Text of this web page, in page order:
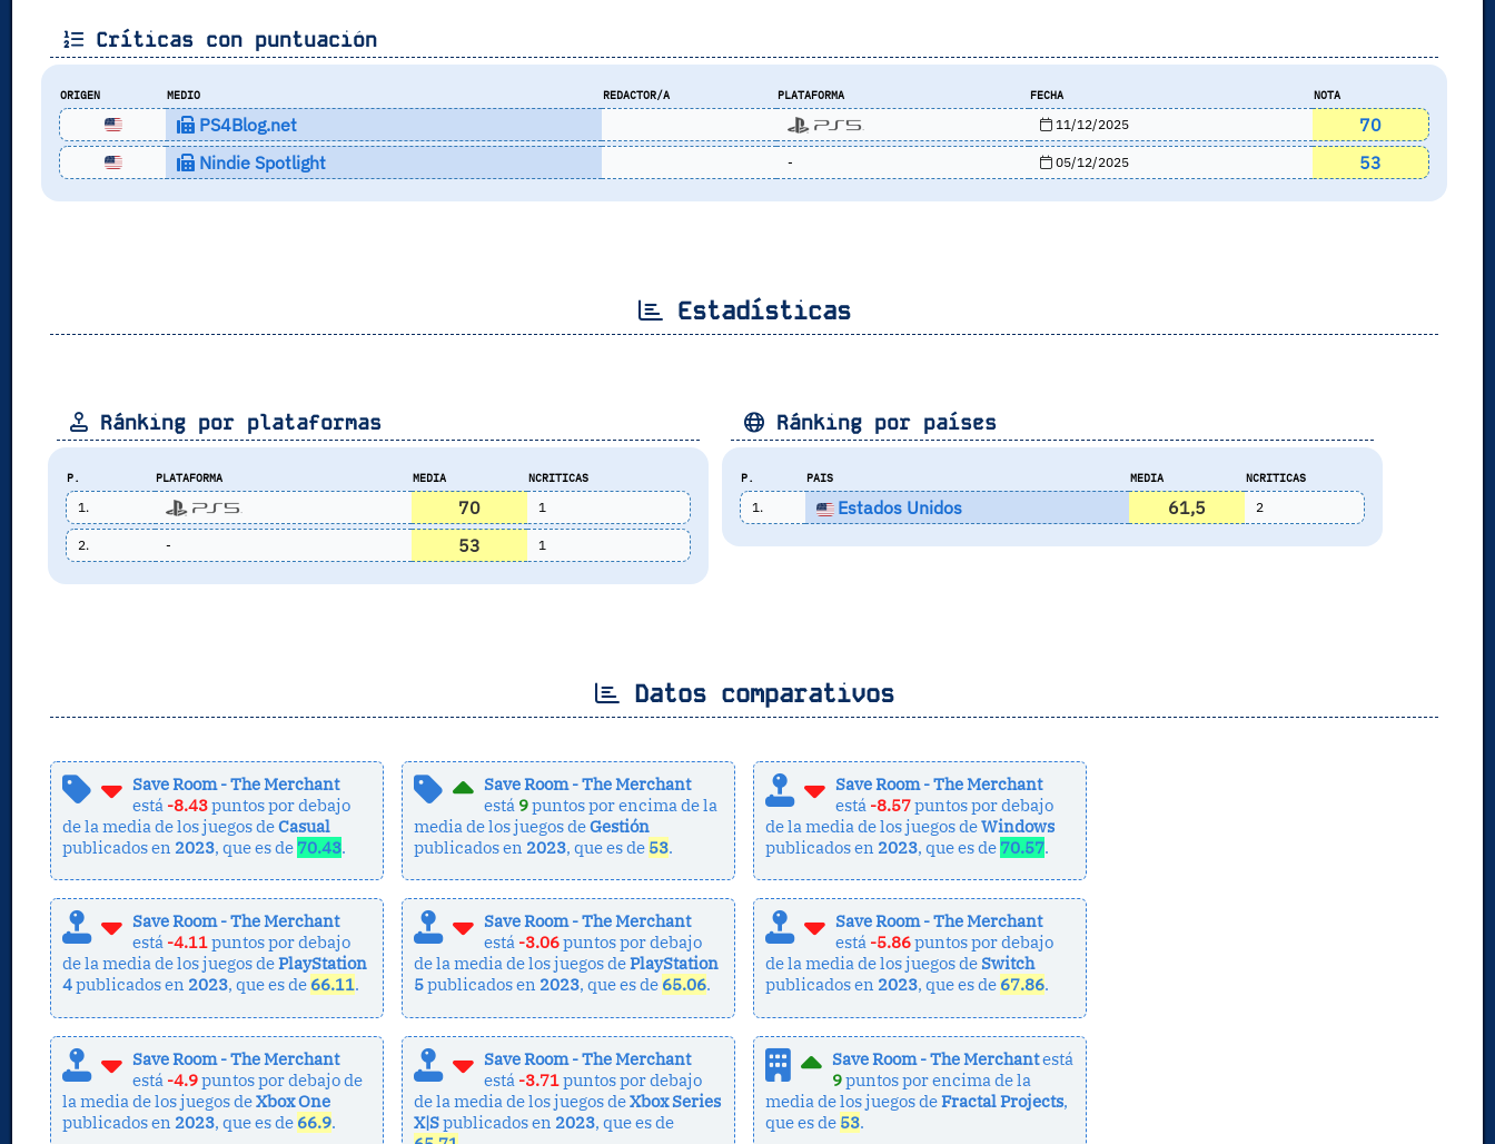
Críticas con puntuación
ORIGEN MEDIO REDACTOR/A PLATAFORMA FECHA NOTA
PS4Blog.net 11/12/2025
70
Nindie Spotlight
- 05/12/2025 53
Estadísticas
Ránking por plataformas
P. PLATAFORMA MEDIA NCRITICAS
1. 70 1
2. - 53 1
Ránking por países
P. PAIS MEDIA NCRITICAS
1. Estados Unidos 61,5 2
Datos comparativos
Save Room - The Merchant
está -8.43puntos por debajo
de la media de los juegos deCasual
publicados en 2023, que es de 70.43.
Save Room - The Merchant
está 9puntos por encima de la
media de los juegos deGestión
publicados en 2023, que es de 53.
Save Room - The Merchant
está -8.57puntos por debajo
de la media de los juegos deWindows
publicados en 2023, que es de 70.57.
Save Room - The Merchant
está -4.11puntos por debajo
de la media de los juegos dePlayStation
4publicados en 2023, que es de 66.11.
Save Room - The Merchant
está -3.06puntos por debajo
de la media de los juegos dePlayStation
5publicados en 2023, que es de 65.06.
Save Room - The Merchant
está -5.86puntos por debajo
de la media de los juegos de Switch
publicados en 2023, que es de 67.86.
Save Room - The Merchant
está -4.9puntos por debajo de
la media de los juegos deXbox One
publicados en 2023, que es de 66.9.
Save Room - The Merchant
está -3.71puntos por debajo
de la media de los juegos deXbox Series
X|Spublicados en 2023, que es de
Save Room - The Merchantestá
9puntos por encima de la
media de los juegos deFractal Projects,
que es de 53.